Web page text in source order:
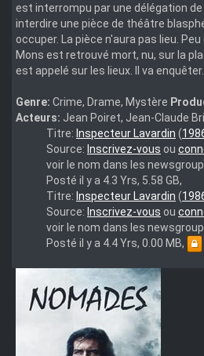
est interrompu par une délégation
interdire une pièce de théâtre
occuper. La pièce n'aura pas lieu.
Mons est retrouvé mort, nu, sur la
est appelé sur les lieux. Il va enquêter.
Genre: Crime, Drame, Mystère
Acteurs: Jean Poiret, Jean-Claude
CherryCoke
Titre: Inspecteur Lavardin (
Source: Inscrivez-vous ou
voir le nom dans les
Posté il y a 4.3 Yrs, 5.58 GB,
Inspecteur.Lavardin.
(1986).1080p.FRENCH
Titre: Inspecteur Lavardin (
Source: Inscrivez-vous ou
voir le nom dans les
Posté il y a 4.4 Yrs, 0.00 MB,